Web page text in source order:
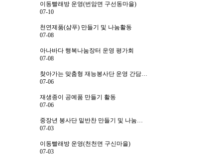
이동빨래방 운영(번암면 구선동마을)
07-10
천연제품(샴푸) 만들기 및 나눔활동
07-08
아나바다 행복나눔장터 운영 평가회
07-08
찾아가는 맞춤형 재능봉사단 운영 간담…
07-06
재생종이 공예품 만들기 활동
07-06
중장년 봉사단 밑반찬 만들기 및 나눔…
07-03
이동빨래방 운영(천천면 구신마을)
07-03